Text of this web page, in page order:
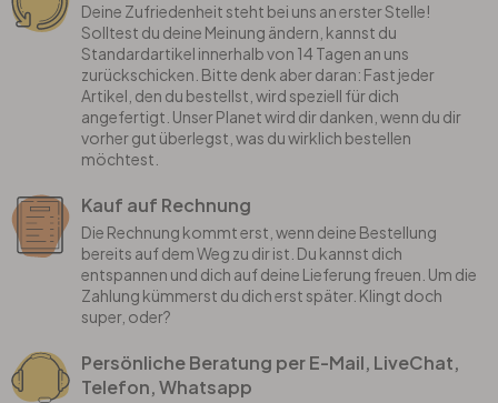
Deine Zufriedenheit steht bei uns an erster Stelle!
Solltest du deine Meinung ändern, kannst du
Standardartikel innerhalb von 14 Tagen an uns
zurückschicken. Bitte denk aber daran: Fast jeder
Artikel, den du bestellst, wird speziell für dich
angefertigt. Unser Planet wird dir danken, wenn du dir
vorher gut überlegst, was du wirklich bestellen
möchtest.
Kauf auf Rechnung
Die Rechnung kommt erst, wenn deine Bestellung
bereits auf dem Weg zu dir ist. Du kannst dich
entspannen und dich auf deine Lieferung freuen. Um die
Zahlung kümmerst du dich erst später. Klingt doch
super, oder?
Persönliche Beratung per E-Mail, LiveChat,
Telefon, Whatsapp